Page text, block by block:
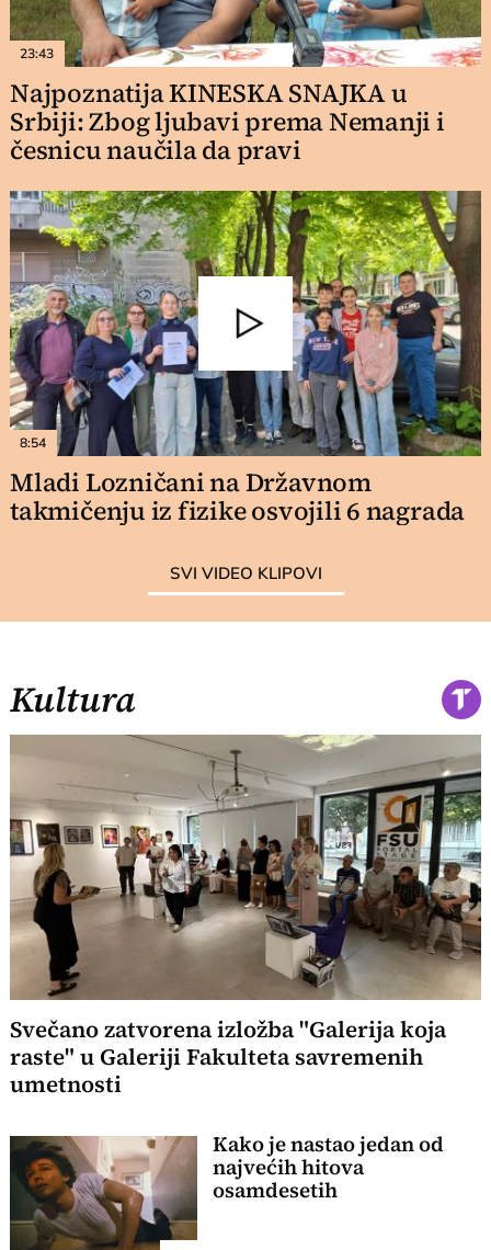
23:43
Najpoznatija KINESKA SNAJKA u
Srbiji: Zbog ljubavi prema Nemanji i
česnicu naučila da pravi
8:54
Mladi Lozničani na Državnom
takmičenju iz fizike osvojili 6 nagrada
SVI VIDEO KLIPOVI
Kultura
Svečano zatvorena izložba "Galerija koja
raste" u Galeriji Fakulteta savremenih
umetnosti
Kako je nastao jedan od
najvećih hitova
osamdesetih